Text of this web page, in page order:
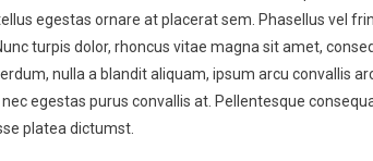
egestas ornare at placerat sem. Phasellus vel
turpis dolor, rhoncus vitae magna sit amet,
nulla a blandit aliquam, ipsum arcu convallis
egestas purus convallis at. Pellentesque
platea dictumst.